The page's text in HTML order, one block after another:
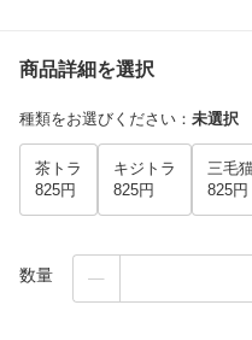
商品詳細を選択
種類をお選びください ： 未選択
茶トラ
825円
キジトラ
825円
三毛
825円
数量